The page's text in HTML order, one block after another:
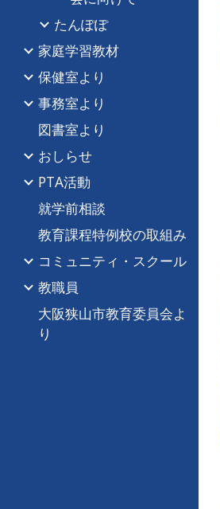
たんぽぽ
家庭学習教材
保健室より
事務室より
図書室より
おしらせ
PTA活動
就学前相談
教育課程特例校の取組み
コミュニティ・スクール
教職員
大阪狭山市教育委員会よ
り